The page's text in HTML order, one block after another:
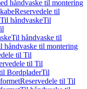
håndvaske til montering
Reservedele til
håndvaskeTil
Til håndvaske til
håndvaske til montering
til Til
til Til
BordpladerTil
Reservedele til Til